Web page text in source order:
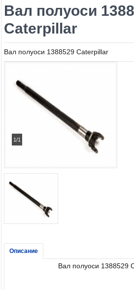
Вал полуоси
Caterpillar
Вал полуоси 1388529 Caterpillar
1/1
Описание
Вал полуоси 1388529